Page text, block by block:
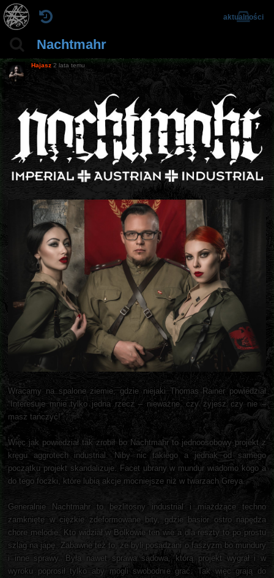
Nachtmahr
aktualności
Hajasz 2 lata temu
Wracamy na spalone ziemie, gdzie niejaki Thomas Rainer powiedział
“Interesuje mnie tylko jedna rzecz – nieważne, czy żyjesz czy nie –
masz tańczyć!”
Więc jak powiedział tak zrobił bo Nachtmahr to jednoosobowy projekt z
kręgu aggrotech industrial. Niby nic takiego a jednak od samego
początku projekt skandalizuje. Facet ubrany w mundur wiadomo kogo a
do tego foczki, które lubią akcje mocniejsze niż w twarzach Greya.
Generalnie Nachtmahr to bezlitosny industrial i miażdżące techno
zamknięte w ciężkie zdeformowane bity, gdzie basior ostro napędza
chore melodie. Kto widział w Bolkowie ten wie a dla reszty to po prostu
szlag na japę. Zabawne też to, że byli posądzani o faszyzm bo mundury
i inne sprawy. Była nawet sprawa sądowa, którą projekt wygrał i w
wyroku poprosił tylko aby mogli swobodnie grać. Tak więc grają do